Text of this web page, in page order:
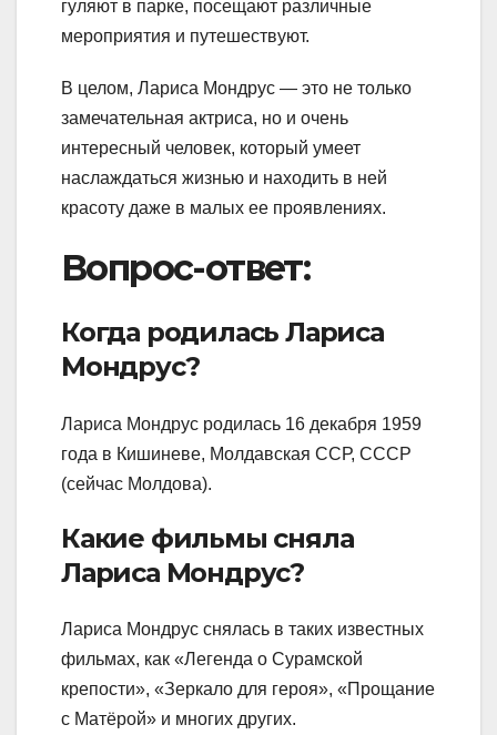
гуляют в парке, посещают различные
мероприятия и путешествуют.
В целом, Лариса Мондрус — это не только
замечательная актриса, но и очень
интересный человек, который умеет
наслаждаться жизнью и находить в ней
красоту даже в малых ее проявлениях.
Вопрос-ответ:
Когда родилась Лариса
Мондрус?
Лариса Мондрус родилась 16 декабря 1959
года в Кишиневе, Молдавская ССР, СССР
(сейчас Молдова).
Какие фильмы сняла
Лариса Мондрус?
Лариса Мондрус снялась в таких известных
фильмах, как «Легенда о Сурамской
крепости», «Зеркало для героя», «Прощание
с Матёрой» и многих других.